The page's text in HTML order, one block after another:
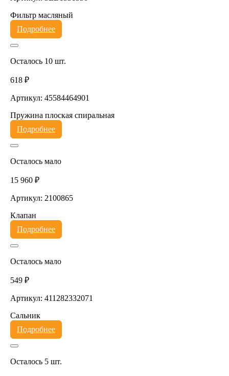
Фильтр масляный
Подробнее
Осталось 10 шт.
618 ₽
Артикул: 45584464901
Пружина плоская спиральная
Подробнее
Осталось мало
15 960 ₽
Артикул: 2100865
Клапан
Подробнее
Осталось мало
549 ₽
Артикул: 411282332071
Сальник
Подробнее
Осталось 5 шт.